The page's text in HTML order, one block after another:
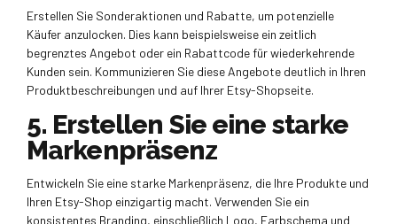
Erstellen Sie Sonderaktionen und Rabatte, um potenzielle
Käufer anzulocken. Dies kann beispielsweise ein zeitlich
begrenztes Angebot oder ein Rabattcode für wiederkehrende
Kunden sein. Kommunizieren Sie diese Angebote deutlich in Ihren
Produktbeschreibungen und auf Ihrer Etsy-Shopseite.
5. Erstellen Sie eine starke
Markenpräsenz
Entwickeln Sie eine starke Markenpräsenz, die Ihre Produkte und
Ihren Etsy-Shop einzigartig macht. Verwenden Sie ein
konsistentes Branding, einschließlich Logo, Farbschema und